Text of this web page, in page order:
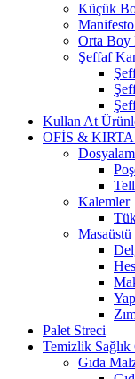
Küçük
Orta Boy
Şeffaf
Kullan At
OFİS &
Kalemler
Palet Streci
Temizlik Sağlık
Gıda